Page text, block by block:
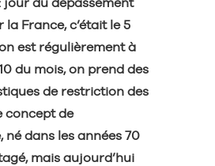
la France, c’était le 5
est régulièrement à
du mois, on prend des
de restriction des
concept de
né dans les années 70
mais aujourd’hui